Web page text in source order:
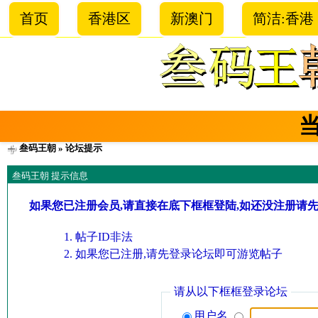
首页 香港区 新澳门 简洁:香港
叁码王朝 » 论坛提示
叁码王朝 提示信息
如果您已注册会员,请直接在底下框框登陆,如还没注册请
帖子ID非法
如果您已注册,请先登录论坛即可游览帖子
请从以下框框登录论坛
用户名